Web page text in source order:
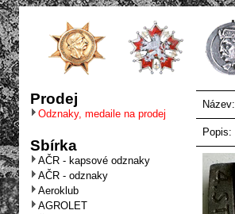
Prodej
Odznaky, medaile na prodej
Sbírka
AČR - kapsové odznaky
AČR - odznaky
Aeroklub
AGROLET
Název:
Popis: